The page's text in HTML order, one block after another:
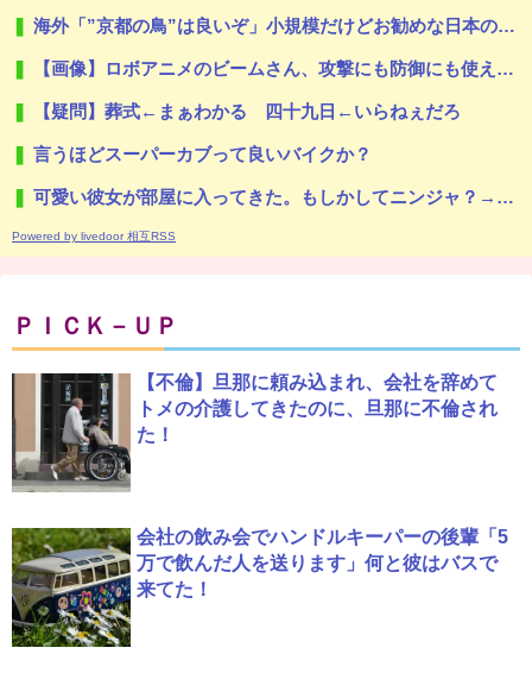
海外「”京都の鳥”は良いぞ」小規模だけどお勧めな日本の観光名所／お店に対する海外の反応
【画像】ロボアニメのビームさん、攻撃にも防御にも使えて万能過ぎる
【疑問】葬式←まぁわかる 四十九日←いらねぇだろ
言うほどスーパーカブって良いバイクか？
可愛い彼女が部屋に入ってきた。もしかしてニンジャ？→スタイリッシュな動きはこちらです…
Powered by livedoor 相互RSS
ＰＩＣＫ－ＵＰ
【不倫】旦那に頼み込まれ、会社を辞めて
トメの介護してきたのに、旦那に不倫され
た！
会社の飲み会でハンドルキーパーの後輩「5
万で飲んだ人を送ります」何と彼はバスで
来てた！